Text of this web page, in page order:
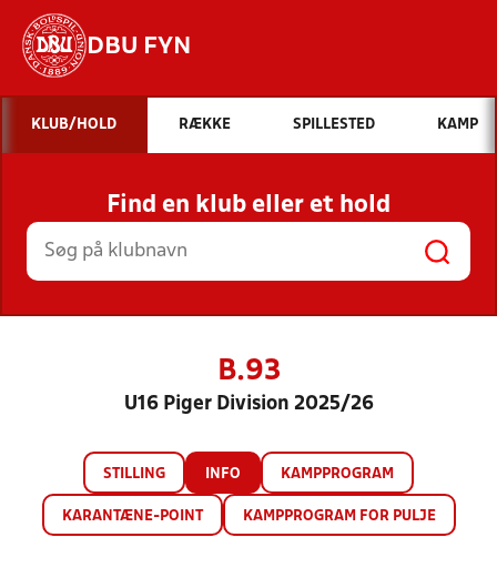
DBU FYN
Hvad vil du søge efter?
INDHOLD OG NYHEDER
STILLINGER, RESULTATER, KLUBBER OG
HOLD
KLUB/HOLD RÆKKE SPILLESTED KAMP
Find en klub eller et hold
B.93
U16 Piger Division 2025/26
STILLING INFO KAMPPROGRAM
KARANTÆNE-POINT KAMPPROGRAM FOR PULJE